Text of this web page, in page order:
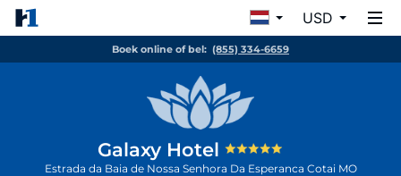
USD
Boek online of bel: (855) 334-6659
Galaxy Hotel
Estrada da Baia de Nossa Senhora Da Esperanca Cotai MO